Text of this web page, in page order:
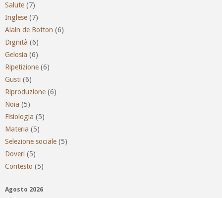
Salute (7)
Inglese (7)
Alain de Botton (6)
Dignità (6)
Gelosia (6)
Ripetizione (6)
Gusti (6)
Riproduzione (6)
Noia (5)
Fisiologia (5)
Materia (5)
Selezione sociale (5)
Doveri (5)
Contesto (5)
Agosto 2026